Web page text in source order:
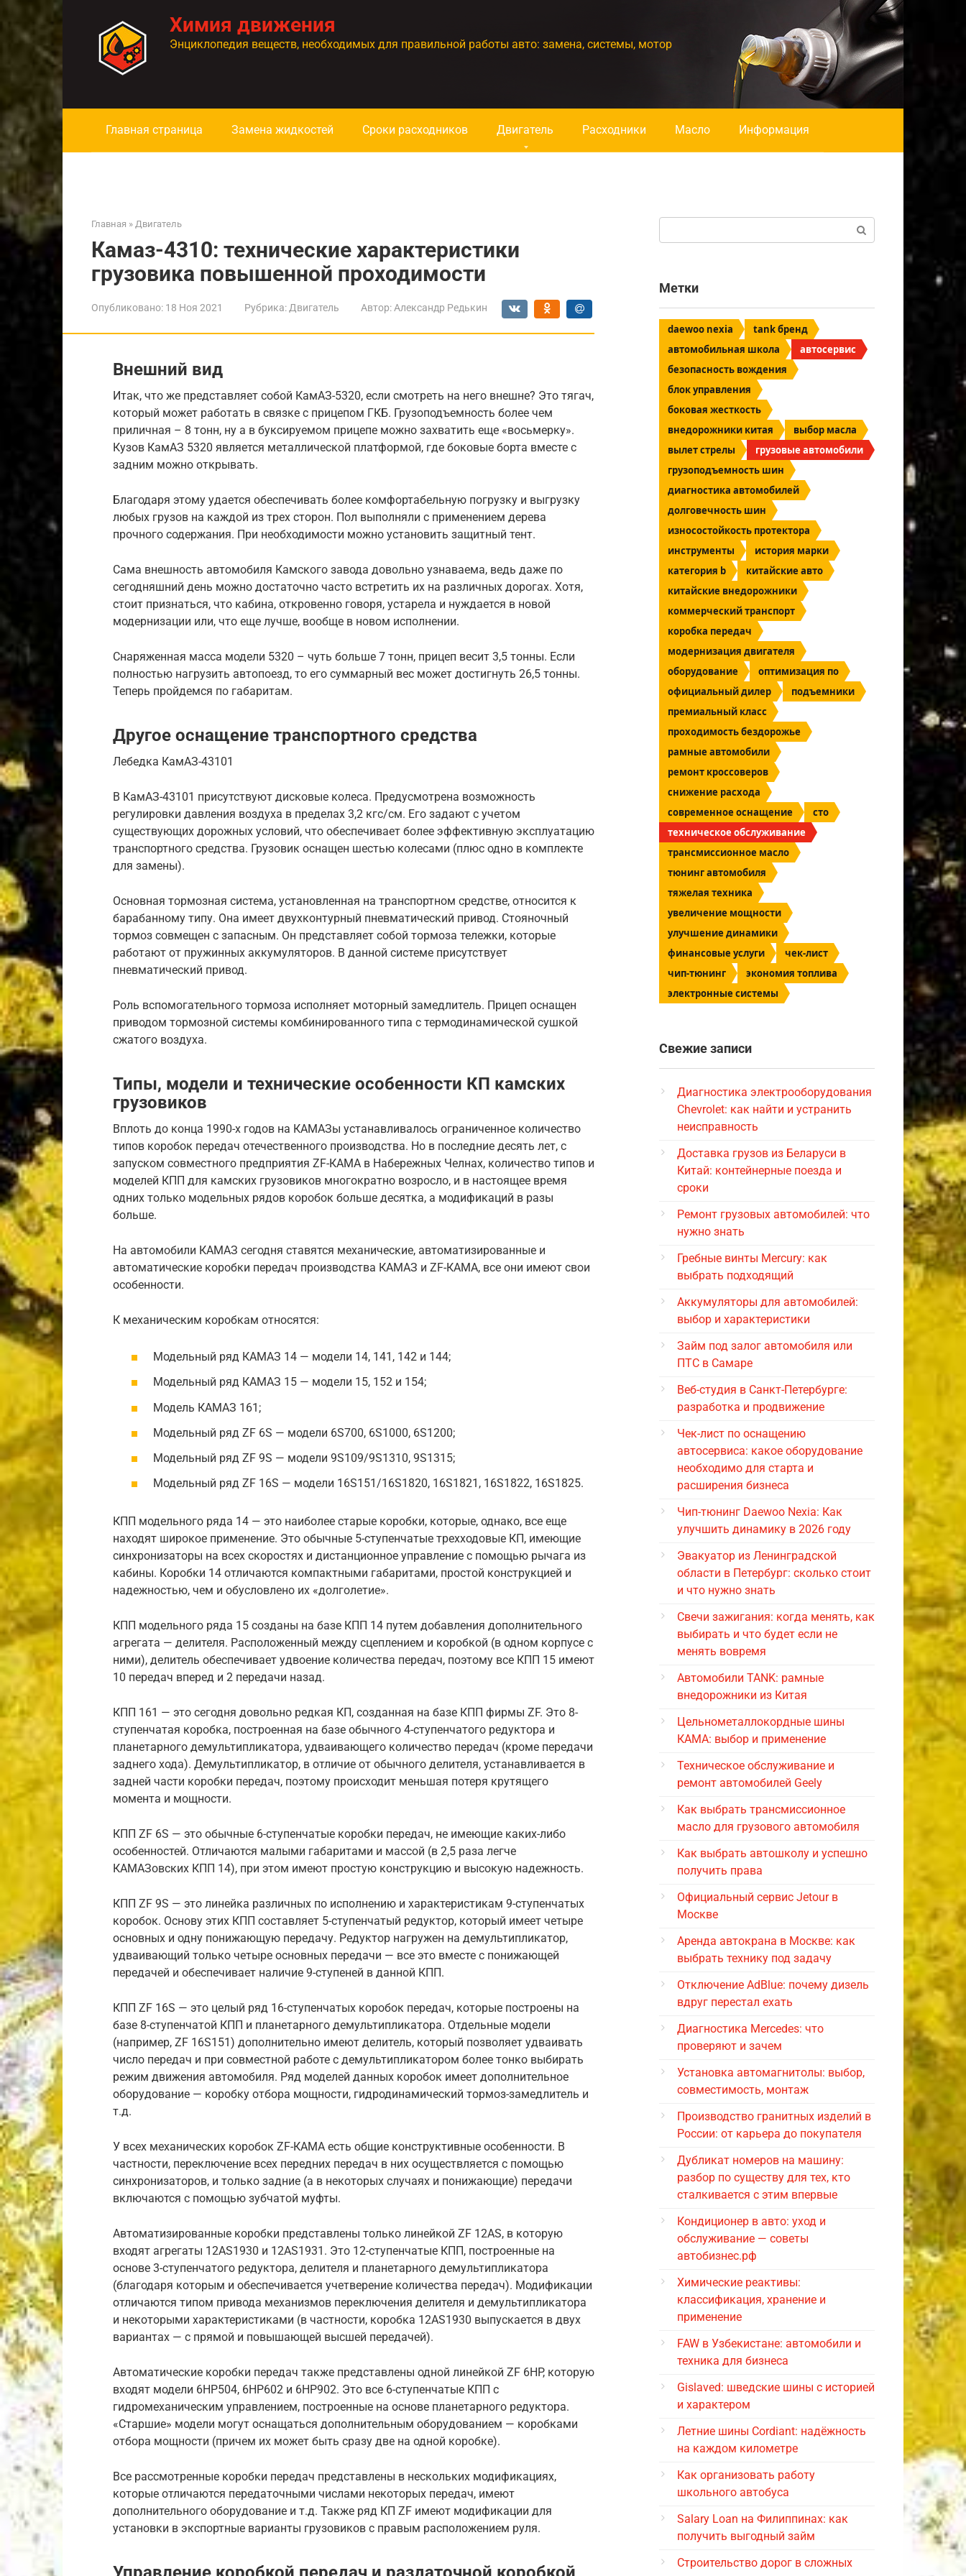
контенту
Химия движения
Энциклопедия веществ, необходимых для правильной работы авто: замена, системы, мотор
Главная страница Замена жидкостей Сроки расходников Двигатель Расходники Масло Информация
Главная » Двигатель
Камаз-4310: технические характеристики
грузовика повышенной проходимости
Опубликовано: 18 Ноя 2021 Рубрика: Двигатель Автор: Александр Редькин
Внешний вид
Итак, что же представляет собой КамАЗ-5320, если смотреть на него внешне? Это тягач,
который может работать в связке с прицепом ГКБ. Грузоподъемность более чем
приличная – 8 тонн, ну а в буксируемом прицепе можно захватить еще «восьмерку».
Кузов КамАЗ 5320 является металлической платформой, где боковые борта вместе с
задним можно открывать.
Благодаря этому удается обеспечивать более комфортабельную погрузку и выгрузку
любых грузов на каждой из трех сторон. Пол выполняли с применением дерева
прочного содержания. При необходимости можно установить защитный тент.
Сама внешность автомобиля Камского завода довольно узнаваема, ведь даже по
сегодняшний день можно достаточно часто встретить их на различных дорогах. Хотя,
стоит признаться, что кабина, откровенно говоря, устарела и нуждается в новой
модернизации или, что еще лучше, вообще в новом исполнении.
Снаряженная масса модели 5320 – чуть больше 7 тонн, прицеп весит 3,5 тонны. Если
полностью нагрузить автопоезд, то его суммарный вес может достигнуть 26,5 тонны.
Теперь пройдемся по габаритам.
Другое оснащение транспортного средства
Лебедка КамАЗ-43101
В КамАЗ-43101 присутствуют дисковые колеса. Предусмотрена возможность
регулировки давления воздуха в пределах 3,2 кгс/см. Его задают с учетом
существующих дорожных условий, что обеспечивает более эффективную эксплуатацию
транспортного средства. Грузовик оснащен шестью колесами (плюс одно в комплекте
для замены).
Основная тормозная система, установленная на транспортном средстве, относится к
барабанному типу. Она имеет двухконтурный пневматический привод. Стояночный
тормоз совмещен с запасным. Он представляет собой тормоза тележки, которые
работают от пружинных аккумуляторов. В данной системе присутствует
пневматический привод.
Роль вспомогательного тормоза исполняет моторный замедлитель. Прицеп оснащен
приводом тормозной системы комбинированного типа с термодинамической сушкой
сжатого воздуха.
Типы, модели и технические особенности КП камских
грузовиков
Вплоть до конца 1990-х годов на КАМАЗы устанавливалось ограниченное количество
типов коробок передач отечественного производства. Но в последние десять лет, с
запуском совместного предприятия ZF-КАМА в Набережных Челнах, количество типов и
моделей КПП для камских грузовиков многократно возросло, и в настоящее время
одних только модельных рядов коробок больше десятка, а модификаций в разы
больше.
На автомобили КАМАЗ сегодня ставятся механические, автоматизированные и
автоматические коробки передач производства КАМАЗ и ZF-КАМА, все они имеют свои
особенности.
К механическим коробкам относятся:
Модельный ряд КАМАЗ 14 — модели 14, 141, 142 и 144;
Модельный ряд КАМАЗ 15 — модели 15, 152 и 154;
Модель КАМАЗ 161;
Модельный ряд ZF 6S — модели 6S700, 6S1000, 6S1200;
Модельный ряд ZF 9S — модели 9S109/9S1310, 9S1315;
Модельный ряд ZF 16S — модели 16S151/16S1820, 16S1821, 16S1822, 16S1825.
КПП модельного ряда 14 — это наиболее старые коробки, которые, однако, все еще
находят широкое применение. Это обычные 5-ступенчатые трехходовые КП, имеющие
синхронизаторы на всех скоростях и дистанционное управление с помощью рычага из
кабины. Коробки 14 отличаются компактными габаритами, простой конструкцией и
надежностью, чем и обусловлено их «долголетие».
КПП модельного ряда 15 созданы на базе КПП 14 путем добавления дополнительного
агрегата — делителя. Расположенный между сцеплением и коробкой (в одном корпусе с
ними), делитель обеспечивает удвоение количества передач, поэтому все КПП 15 имеют
10 передач вперед и 2 передачи назад.
КПП 161 — это сегодня довольно редкая КП, созданная на базе КПП фирмы ZF. Это 8-
ступенчатая коробка, построенная на базе обычного 4-ступенчатого редуктора и
планетарного демультипликатора, удваивающего количество передач (кроме передачи
заднего хода). Демультипликатор, в отличие от обычного делителя, устанавливается в
задней части коробки передач, поэтому происходит меньшая потеря крутящего
момента и мощности.
КПП ZF 6S — это обычные 6-ступенчатые коробки передач, не имеющие каких-либо
особенностей. Отличаются малыми габаритами и массой (в 2,5 раза легче
КАМАЗовских КПП 14), при этом имеют простую конструкцию и высокую надежность.
КПП ZF 9S — это линейка различных по исполнению и характеристикам 9-ступенчатых
коробок. Основу этих КПП составляет 5-ступенчатый редуктор, который имеет четыре
основных и одну понижающую передачу. Редуктор нагружен на демультипликатор,
удваивающий только четыре основных передачи — все это вместе с понижающей
передачей и обеспечивает наличие 9-ступеней в данной КПП.
КПП ZF 16S — это целый ряд 16-ступенчатых коробок передач, которые построены на
базе 8-ступенчатой КПП и планетарного демультипликатора. Отдельные модели
(например, ZF 16S151) дополнительно имеют делитель, который позволяет удваивать
число передач и при совместной работе с демультипликатором более тонко выбирать
режим движения автомобиля. Ряд моделей данных коробок имеет дополнительное
оборудование — коробку отбора мощности, гидродинамический тормоз-замедлитель и
т.д.
У всех механических коробок ZF-КАМА есть общие конструктивные особенности. В
частности, переключение всех передних передач в них осуществляется с помощью
синхронизаторов, и только задние (а в некоторых случаях и понижающие) передачи
включаются с помощью зубчатой муфты.
Автоматизированные коробки представлены только линейкой ZF 12AS, в которую
входят агрегаты 12AS1930 и 12AS1931. Это 12-ступенчатые КПП, построенные на
основе 3-ступенчатого редуктора, делителя и планетарного демультипликатора
(благодаря которым и обеспечивается учетверение количества передач). Модификации
отличаются типом привода механизмов переключения делителя и демультипликатора
и некоторыми характеристиками (в частности, коробка 12AS1930 выпускается в двух
вариантах — с прямой и повышающей высшей передачей).
Автоматические коробки передач также представлены одной линейкой ZF 6HP, которую
входят модели 6HP504, 6HP602 и 6HP902. Это все 6-ступенчатые КПП с
гидромеханическим управлением, построенные на основе планетарного редуктора.
«Старшие» модели могут оснащаться дополнительным оборудованием — коробками
отбора мощности (причем их может быть сразу две на одной коробке).
Все рассмотренные коробки передач представлены в нескольких модификациях,
которые отличаются передаточными числами некоторых передач, имеют
дополнительного оборудование и т.д. Также ряд КП ZF имеют модификации для
установки в экспортные варианты грузовиков с правым расположением руля.
Метки
daewoo nexia
tank бренд
автомобильная школа
автосервис
безопасность вождения
блок управления
боковая жесткость
внедорожники китая
выбор масла
вылет стрелы
грузовые автомобили
грузоподъемность шин
диагностика автомобилей
долговечность шин
износостойкость протектора
инструменты
история марки
категория b
китайские авто
китайские внедорожники
коммерческий транспорт
коробка передач
модернизация двигателя
оборудование
оптимизация по
официальный дилер
подъемники
премиальный класс
проходимость бездорожье
рамные автомобили
ремонт кроссоверов
снижение расхода
современное оснащение
сто
техническое обслуживание
трансмиссионное масло
тюнинг автомобиля
тяжелая техника
увеличение мощности
улучшение динамики
финансовые услуги
чек-лист
чип-тюнинг
экономия топлива
электронные системы
Свежие записи
Диагностика электрооборудования
Chevrolet: как найти и устранить
неисправность
Доставка грузов из Беларуси в
Китай: контейнерные поезда и
сроки
Ремонт грузовых автомобилей: что
нужно знать
Гребные винты Mercury: как
выбрать подходящий
Аккумуляторы для автомобилей:
выбор и характеристики
Займ под залог автомобиля или
ПТС в Самаре
Веб-студия в Санкт-Петербурге:
разработка и продвижение
Чек-лист по оснащению
автосервиса: какое оборудование
необходимо для старта и
расширения бизнеса
Чип-тюнинг Daewoo Nexia: Как
улучшить динамику в 2026 году
Эвакуатор из Ленинградской
области в Петербург: сколько стоит
и что нужно знать
Свечи зажигания: когда менять, как
выбирать и что будет если не
менять вовремя
Автомобили TANK: рамные
внедорожники из Китая
Цельнометаллокордные шины
КАМА: выбор и применение
Техническое обслуживание и
ремонт автомобилей Geely
Как выбрать трансмиссионное
масло для грузового автомобиля
Как выбрать автошколу и успешно
получить права
Официальный сервис Jetour в
Москве
Аренда автокрана в Москве: как
выбрать технику под задачу
Отключение AdBlue: почему дизель
вдруг перестал ехать
Диагностика Mercedes: что
проверяют и зачем
Установка автомагнитолы: выбор,
совместимость, монтаж
Производство гранитных изделий в
России: от карьера до покупателя
Дубликат номеров на машину:
разбор по существу для тех, кто
сталкивается с этим впервые
Кондиционер в авто: уход и
обслуживание — советы
автобизнес.рф
Химические реактивы:
классификация, хранение и
применение
FAW в Узбекистане: автомобили и
техника для бизнеса
Gislaved: шведские шины с историей
и характером
Летние шины Cordiant: надёжность
на каждом километре
Как организовать работу
школьного автобуса
Salary Loan на Филиппинах: как
получить выгодный займ
Строительство дорог в сложных